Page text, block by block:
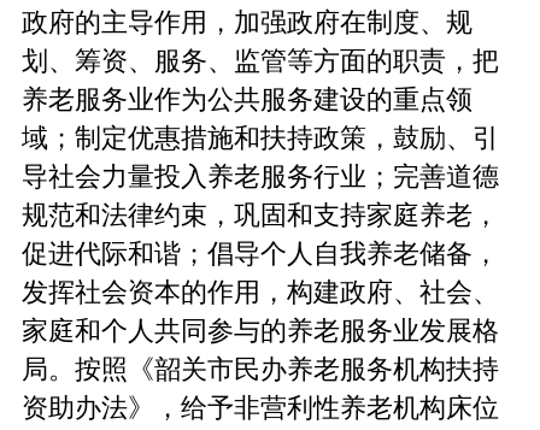
政府的主导作用，加强政府在制度、规
划、筹资、服务、监管等方面的职责，把
养老服务业作为公共服务建设的重点领
域；制定优惠措施和扶持政策，鼓励、引
导社会力量投入养老服务行业；完善道德
规范和法律约束，巩固和支持家庭养老，
促进代际和谐；倡导个人自我养老储备，
发挥社会资本的作用，构建政府、社会、
家庭和个人共同参与的养老服务业发展格
局。按照《韶关市民办养老服务机构扶持
资助办法》，给予非营利性养老机构床位